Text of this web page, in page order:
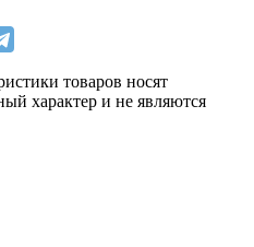
товаров носят
характер и не являются